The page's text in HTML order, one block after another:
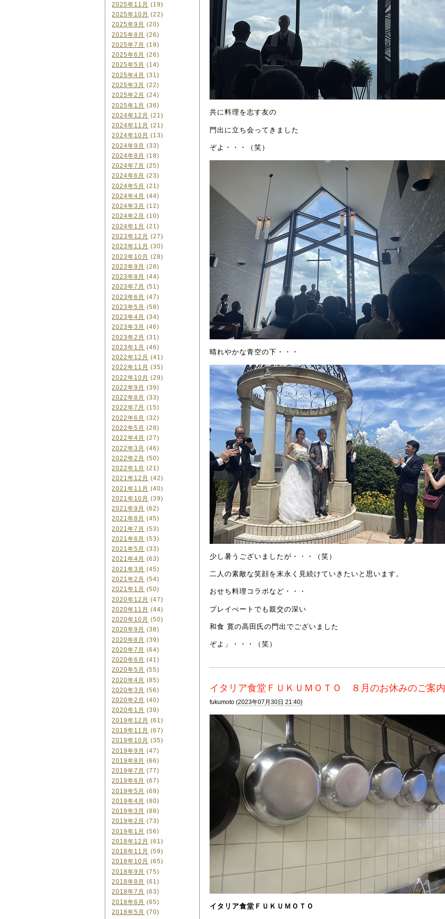
共に料理を志す友の
門出に立ち会ってきました
ぞよ・・・（笑）
晴れやかな青空の下・・・
少し暑うございましたが・・・（笑）
二人の素敵な笑顔を末永く見続けていきたいと思います。
おせち料理コラボなど・・・
プレイべートでも親交の深い
和食 寛の高田氏の門出でございました
ぞよ」・・・（笑）
イタリア食堂ＦＵＫＵＭＯＴＯ ８月のお休みのご案
fukumoto (2023年07月30日 21:40)
イタリア食堂ＦＵＫＵＭＯＴＯ
2025年11月 (19)
2025年10月 (22)
2025年9月 (20)
2025年8月 (26)
2025年7月 (19)
2025年6月 (26)
2025年5月 (14)
2025年4月 (31)
2025年3月 (22)
2025年2月 (24)
2025年1月 (36)
2024年12月 (21)
2024年11月 (21)
2024年10月 (13)
2024年9月 (33)
2024年8月 (18)
2024年7月 (25)
2024年6月 (23)
2024年5月 (21)
2024年4月 (44)
2024年3月 (12)
2024年2月 (10)
2024年1月 (21)
2023年12月 (27)
2023年11月 (30)
2023年10月 (28)
2023年9月 (28)
2023年8月 (44)
2023年7月 (51)
2023年6月 (47)
2023年5月 (58)
2023年4月 (34)
2023年3月 (46)
2023年2月 (31)
2023年1月 (46)
2022年12月 (41)
2022年11月 (35)
2022年10月 (29)
2022年9月 (39)
2022年8月 (33)
2022年7月 (15)
2022年6月 (32)
2022年5月 (28)
2022年4月 (27)
2022年3月 (46)
2022年2月 (50)
2022年1月 (21)
2021年12月 (42)
2021年11月 (40)
2021年10月 (39)
2021年9月 (62)
2021年8月 (45)
2021年7月 (53)
2021年6月 (53)
2021年5月 (33)
2021年4月 (63)
2021年3月 (45)
2021年2月 (54)
2021年1月 (50)
2020年12月 (47)
2020年11月 (44)
2020年10月 (50)
2020年9月 (38)
2020年8月 (39)
2020年7月 (64)
2020年6月 (41)
2020年5月 (55)
2020年4月 (85)
2020年3月 (56)
2020年2月 (40)
2020年1月 (39)
2019年12月 (61)
2019年11月 (67)
2019年10月 (35)
2019年9月 (47)
2019年8月 (66)
2019年7月 (77)
2019年6月 (67)
2019年5月 (69)
2019年4月 (80)
2019年3月 (88)
2019年2月 (73)
2019年1月 (56)
2018年12月 (61)
2018年11月 (59)
2018年10月 (65)
2018年9月 (75)
2018年8月 (61)
2018年7月 (63)
2018年6月 (65)
2018年5月 (70)